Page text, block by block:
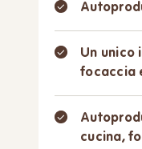
Un unico
focaccia
cucina,